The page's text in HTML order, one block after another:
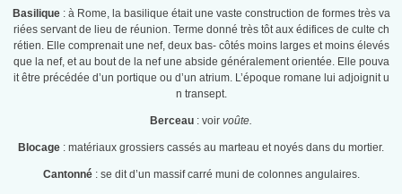
Basilique : à Rome, la basilique était une vaste construction de formes très va
riées servant de lieu de réunion. Terme donné très tôt aux édifices de culte ch
rétien. Elle comprenait une nef, deux bas- côtés moins larges et moins élevés
que la nef, et au bout de la nef une abside généralement orientée. Elle pouva
it être précédée d’un portique ou d’un atrium. L’époque romane lui adjoignit u
n transept.
Berceau : voir voûte.
Blocage : matériaux grossiers cassés au marteau et noyés dans du mortier.
Cantonné : se dit d’un massif carré muni de colonnes angulaires.